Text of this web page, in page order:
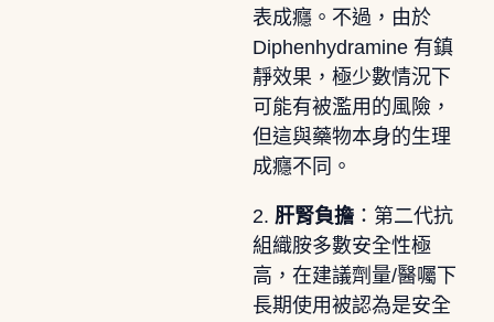
表成癮。不過，由於
Diphenhydramine 有鎮
靜效果，極少數情況下
可能有被濫用的風險，
但這與藥物本身的生理
成癮不同。
2. 肝腎負擔：第二代抗
組織胺多數安全性極
高，在建議劑量/醫囑下
長期使用被認為是安全